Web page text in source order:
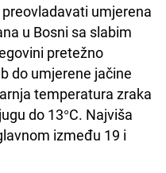
preovladavati umjerena
u Bosni sa slabim
pretežno
do umjerene jačine
temperatura zraka
do 13°C. Najviša
između 19 i